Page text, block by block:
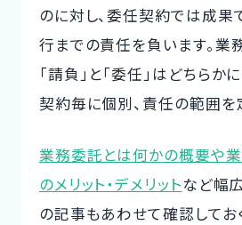
のに対し、委任契約では成果
行までの責任を負います。業
「請負」と「委任」はどちらか
契約毎に個別、責任の範囲を
業務委託とは何かの概要や
のメリット・デメリットなど幅
の記事もあわせて確認してお